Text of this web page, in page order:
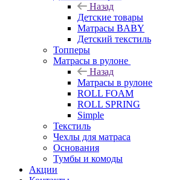
Назад
Детские товары
Матрасы BABY
Детский текстиль
Топперы
Матрасы в рулоне
Назад
Матрасы в рулоне
ROLL FOAM
ROLL SPRING
Simple
Текстиль
Чехлы для матраса
Основания
Тумбы и комоды
Акции